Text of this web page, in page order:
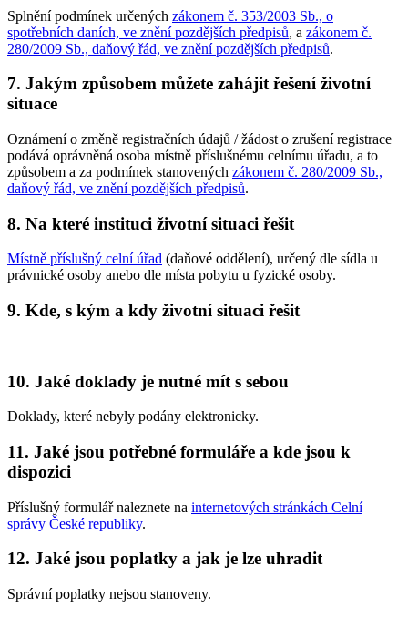
Splnění podmínek určených zákonem č. 353/2003 Sb., o
spotřebních daních, ve znění pozdějších předpisů, a zákonem č.
280/2009 Sb., daňový řád, ve znění pozdějších předpisů.
7. Jakým způsobem můžete zahájit řešení životní
situace
Oznámení o změně registračních údajů / žádost o zrušení registrace
podává oprávněná osoba místně příslušnému celnímu úřadu, a to
způsobem a za podmínek stanovených zákonem č. 280/2009 Sb.,
daňový řád, ve znění pozdějších předpisů.
8. Na které instituci životní situaci řešit
Místně příslušný celní úřad (daňové oddělení), určený dle sídla u
právnické osoby anebo dle místa pobytu u fyzické osoby.
9. Kde, s kým a kdy životní situaci řešit
10. Jaké doklady je nutné mít s sebou
Doklady, které nebyly podány elektronicky.
11. Jaké jsou potřebné formuláře a kde jsou k
dispozici
Příslušný formulář naleznete na internetových stránkách Celní
správy České republiky.
12. Jaké jsou poplatky a jak je lze uhradit
Správní poplatky nejsou stanoveny.